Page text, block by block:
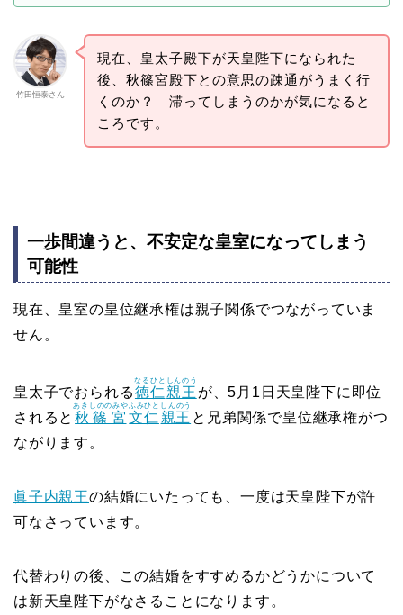
竹田恒泰さん
現在、皇太子殿下が天皇陛下になられた
後、秋篠宮殿下との意思の疎通がうまく行
くのか？ 滞ってしまうのかが気になると
ころです。
一歩間違うと、不安定な皇室になってしまう
可能性
現在、皇室の皇位継承権は親子関係でつながっていま
せん。
皇太子でおられる徳仁
なるひと
親王
しんのう
が、5月1日天皇陛下に即位
されると 秋篠宮
あきしののみや
文仁
ふみひと
親王
しんのう
と兄弟関係で皇位継承権がつ
ながります。
眞子内親王の結婚にいたっても、一度は天皇陛下が許
可なさっています。
代替わりの後、この結婚をすすめるかどうかについて
は新天皇陛下がなさることになります。